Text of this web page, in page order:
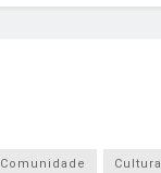
Comunidade Cultura